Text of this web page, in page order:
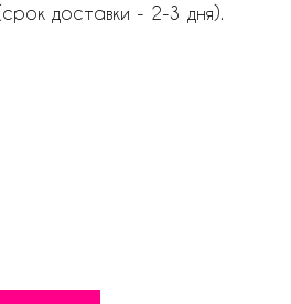
доставки - 2-3 дня).